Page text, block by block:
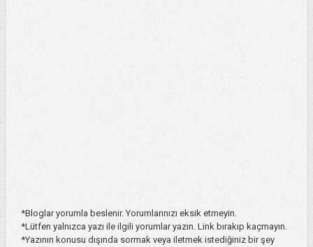
*Bloglar yorumla beslenir. Yorumlarınızı eksik etmeyin.
*Lütfen yalnızca yazı ile ilgili yorumlar yazın. Link bırakıp kaçmayın.
*Yazının konusu dışında sormak veya iletmek istediğiniz bir şey